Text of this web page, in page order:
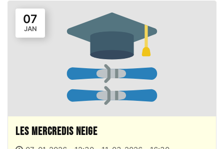
07
JAN
Les Mercredis neige